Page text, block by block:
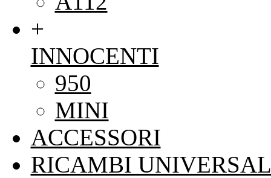
+
INNOCENTI
950
MINI
ACCESSORI
RICAMBI